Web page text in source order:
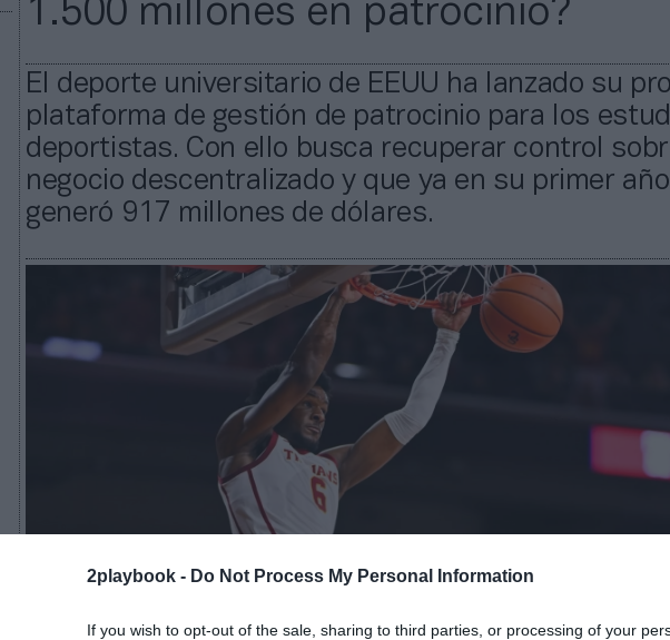
2playbook - Do Not Process My Personal Information
If you wish to opt-out of the sale, sharing to third parties, or processing of your
1.500 millones en patrocinio?
El deporte universitario de EEUU ha lanzado su
plataforma de gestión de patrocinio para los
deportistas. Con ello busca recuperar control
negocio descentralizado y que ya en su primer
generó 917 millones de dólares.